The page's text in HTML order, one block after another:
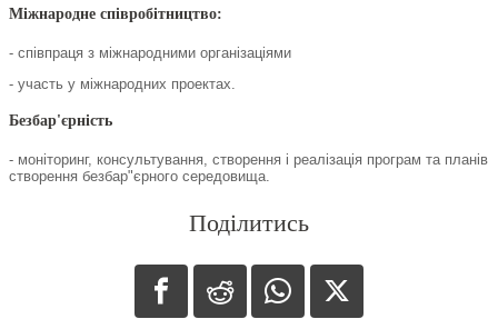
Міжнародне співробітництво:
- співпраця з міжнародними організаціями
- участь у міжнародних проектах.
Безбар'єрність
- моніторинг, консультування, створення і реалізація програм та планів
створення безбар"єрного середовища.
Поділитись